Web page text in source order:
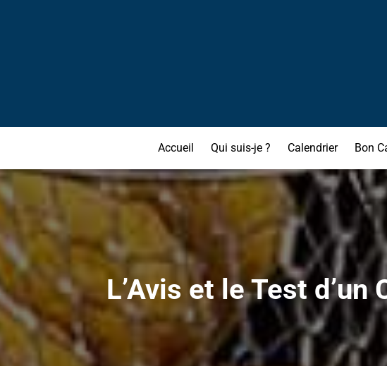
Accueil Qui suis-je ? Calendrier Bon
L’Avis et le Test